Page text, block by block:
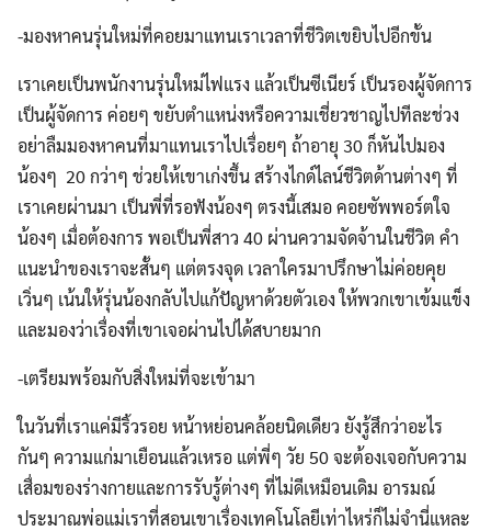
-มองหาคนรุ่นใหม่ที่คอยมาแทนเราเวลาที่ชีวิตเขยิบไปอีกขั้น
เราเคยเป็นพนักงานรุ่นใหม่ไฟแรง แล้วเป็นซีเนียร์ เป็นรองผู้จัดการ
เป็นผู้จัดการ ค่อยๆ ขยับตำแหน่งหรือความเชี่ยวชาญไปทีละช่วง
อย่าลืมมองหาคนที่มาแทนเราไปเรื่อยๆ ถ้าอายุ 30 ก็หันไปมอง
น้องๆ 20 กว่าๆ ช่วยให้เขาเก่งขึ้น สร้างไกด์ไลน์ชีวิตด้านต่างๆ ที่
เราเคยผ่านมา เป็นพี่ที่รอฟังน้องๆ ตรงนี้เสมอ คอยซัพพอร์ตใจ
น้องๆ เมื่อต้องการ พอเป็นพี่สาว 40 ผ่านความจัดจ้านในชีวิต คำ
แนะนำของเราจะสั้นๆ แต่ตรงจุด เวลาใครมาปรึกษาไม่ค่อยคุย
เวิ่นๆ เน้นให้รุ่นน้องกลับไปแก้ปัญหาด้วยตัวเอง ให้พวกเขาเข้มแข็ง
และมองว่าเรื่องที่เขาเจอผ่านไปได้สบายมาก
-เตรียมพร้อมกับสิ่งใหม่ที่จะเข้ามา
ในวันที่เราแค่มีริ้วรอย หน้าหย่อนคล้อยนิดเดียว ยังรู้สึกว่าอะไร
กันๆ ความแก่มาเยือนแล้วเหรอ แต่พี่ๆ วัย 50 จะต้องเจอกับความ
เสื่อมของร่างกายและการรับรู้ต่างๆ ที่ไม่ดีเหมือนเดิม อารมณ์
ประมาณพ่อแม่เราที่สอนเขาเรื่องเทคโนโลยีเท่าไหร่ก็ไม่จำนี่แหละ